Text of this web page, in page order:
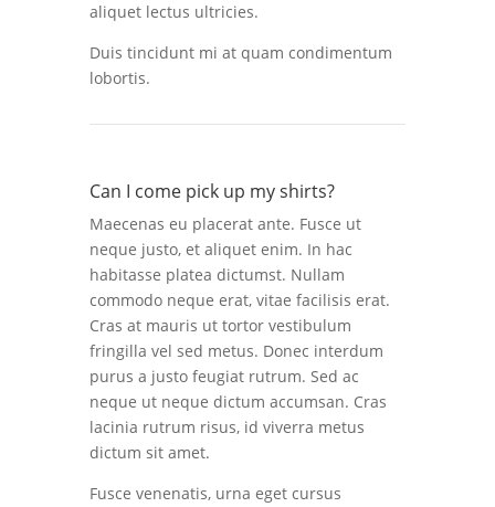
aliquet lectus ultricies.
Duis tincidunt mi at quam condimentum
lobortis.
Can I come pick up my shirts?
Maecenas eu placerat ante. Fusce ut
neque justo, et aliquet enim. In hac
habitasse platea dictumst. Nullam
commodo neque erat, vitae facilisis erat.
Cras at mauris ut tortor vestibulum
fringilla vel sed metus. Donec interdum
purus a justo feugiat rutrum. Sed ac
neque ut neque dictum accumsan. Cras
lacinia rutrum risus, id viverra metus
dictum sit amet.
Fusce venenatis, urna eget cursus